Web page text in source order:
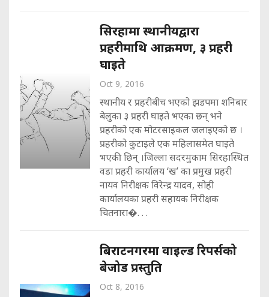
सिरहामा स्थानीयद्वारा
प्रहरीमाथि आक्रमण, ३ प्रहरी
घाइते
Oct 9, 2016
स्थानीय र प्रहरीबीच भएको झडपमा शनिबार
बेलुका ३ प्रहरी घाइते भएका छन् भने
प्रहरीको एक मोटरसाइकल जलाइएको छ ।
प्रहरीको कुटाइले एक महिलासमेत घाइते
भएकी छिन् ।जिल्ला सदरमुकाम सिरहास्थित
वडा प्रहरी कार्यालय ‘ख’ का प्रमुख प्रहरी
नायव निरीक्षक विरेन्द्र यादव, सोही
कार्यालयका प्रहरी सहायक निरीक्षक
चितनारा�. . .
बिराटनगरमा वाइल्ड रिपर्सको
बेजोड प्रस्तुति
Oct 8, 2016